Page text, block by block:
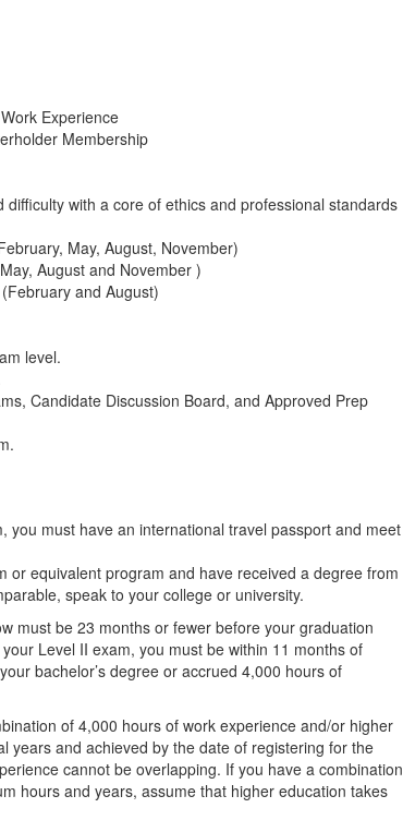
Experience
Membership
with a core of ethics and professional standards
May, August, November)
August and November )
and August)
level.
Candidate Discussion Board, and Approved Prep
you must have an international travel passport and meet
or equivalent program and have received a degree from
speak to your college or university.
must be 23 months or fewer before your graduation
Level II exam, you must be within 11 months of
bachelor’s degree or accrued 4,000 hours of
of 4,000 hours of work experience and/or higher
years and achieved by the date of registering for the
cannot be overlapping. If you have a combination
hours and years, assume that higher education takes